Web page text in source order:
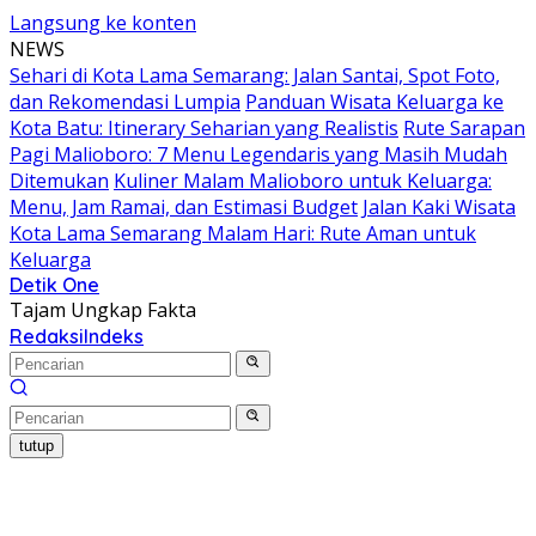
Langsung ke konten
NEWS
Sehari di Kota Lama Semarang: Jalan Santai, Spot Foto,
dan Rekomendasi Lumpia Panduan Wisata Keluarga ke
Kota Batu: Itinerary Seharian yang Realistis Rute Sarapan
Pagi Malioboro: 7 Menu Legendaris yang Masih Mudah
Ditemukan Kuliner Malam Malioboro untuk Keluarga:
Menu, Jam Ramai, dan Estimasi Budget Jalan Kaki Wisata
Kota Lama Semarang Malam Hari: Rute Aman untuk
Keluarga
Detik One
Tajam Ungkap Fakta
RedaksiIndeks
tutup